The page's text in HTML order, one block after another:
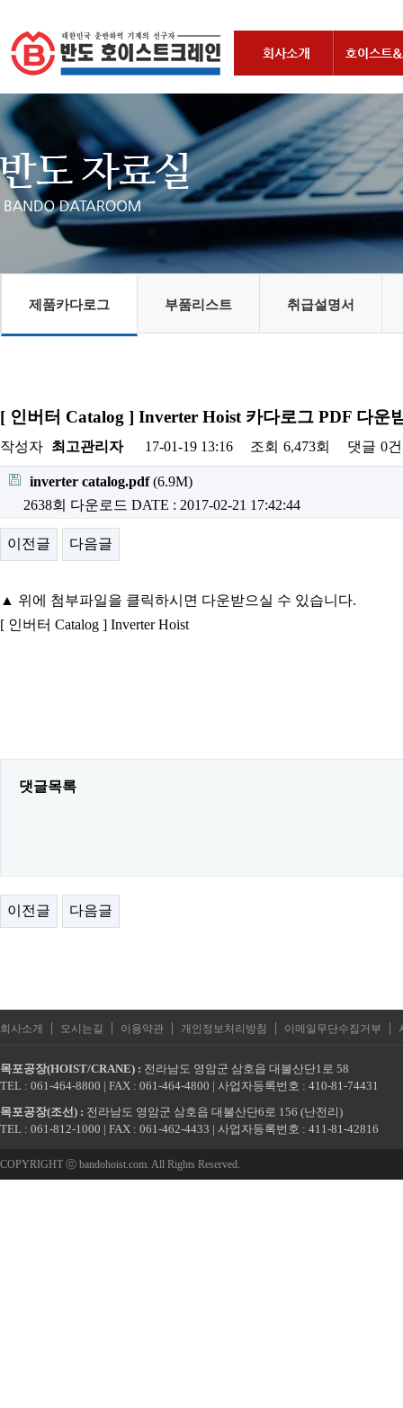
제품카다로그 부품리스트 취급설명서
[ 인버터 Catalog ] Inverter Hoist 카다로그 PDF 다운
작성자 최고관리자 17-01-19 13:16 조회 6,473회 댓글 0건
inverter catalog.pdf(6.9M)
2638회 다운로드 DATE : 2017-02-21 17:42:44
이전글 다음글
▲ 위에 첨부파일을 클릭하시면 다운받으실 수 있습니다.
[ 인버터 Catalog ] Inverter Hoist
댓글목록
이전글 다음글
회사소개 | 오시는길 | 이용약관 | 개인정보처리방침 | 이메일무단수집거부 |
목포공장(HOIST/CRANE) : 전라남도 영암군 삼호읍 대불산단1로 58
TEL : 061-464-8800 | FAX : 061-464-4800 | 사업자등록번호 : 410-81-74431
목포공장(조선) : 전라남도 영암군 삼호읍 대불산단6로 156 (난전리)
TEL : 061-812-1000 | FAX : 061-462-4433 | 사업자등록번호 : 411-81-42816
COPYRIGHT ⓒ bandohoist.com. All Rights Reserved.